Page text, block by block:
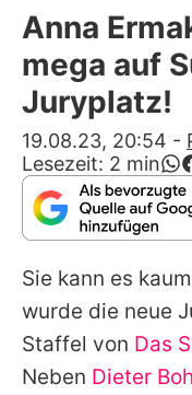
Alle
Anna
mega auf
Juryplatz!
19.08.23, 20:54 -
Lesezeit: 2 min
Sie kann es
wurde die neue
Staffel von Das
Neben Dieter